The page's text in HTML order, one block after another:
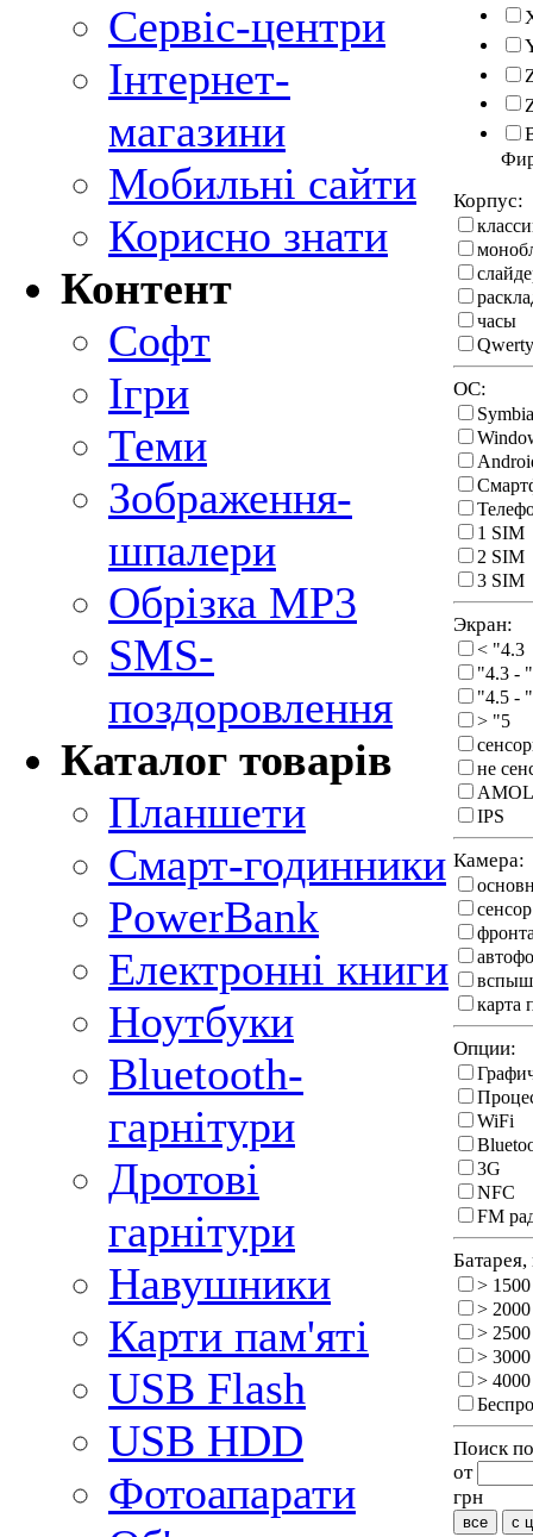
Сервіс-центри
Інтернет-
магазини
Мобильні сайти
Корисно знати
Контент
Софт
Ігри
Теми
Зображення-
шпалери
Обрізка MP3
SMS-
поздоровлення
Каталог товарів
Планшети
Смарт-годинники
PowerBank
Електронні книги
Ноутбуки
Bluetooth-
гарнітури
Дротові
гарнітури
Навушники
Карти пам'яті
USB Flash
USB HDD
Фотоапарати
Корпус:
часы
ОС:
1 SIM
2 SIM
3 SIM
Экран:
< "4.3
"4.3 -
"4.5 -
> "5
не
IPS
Камера:
карта
Опции:
WiFi
3G
NFC
FM
> 1500
> 2000
> 2500
> 3000
> 4000
Поиск
от
грн
все с